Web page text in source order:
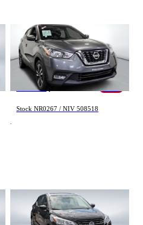
Nissan Kicks
SV 2018
92 170 km
13 995 $
13 595 $ - 400 $
Stock NR0267 / NIV 508518
Nissan Kicks
SV 2024